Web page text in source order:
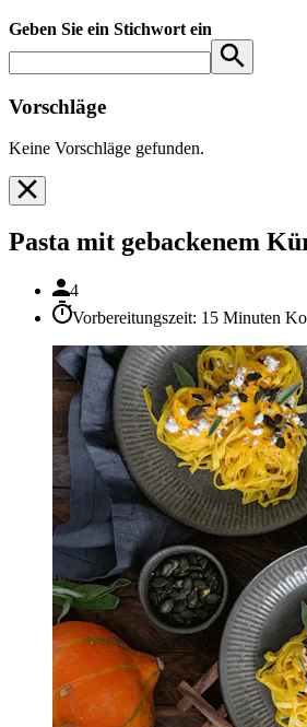
Geben Sie ein Stichwort ein
Vorschläge
Keine Vorschläge gefunden.
Pasta mit gebackenem
4
Vorbereitungszeit: 15 Minuten